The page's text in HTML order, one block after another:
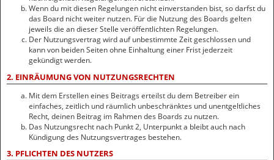
Wenn du mit diesen Regelungen nicht einverstanden bist, so darfst du
das Board nicht weiter nutzen. Für die Nutzung des Boards gelten
jeweils die an dieser Stelle veröffentlichten Regelungen.
Der Nutzungsvertrag wird auf unbestimmte Zeit geschlossen und
kann von beiden Seiten ohne Einhaltung einer Frist jederzeit
gekündigt werden.
2. EINRÄUMUNG VON NUTZUNGSRECHTEN
Mit dem Erstellen eines Beitrags erteilst du dem Betreiber ein
einfaches, zeitlich und räumlich unbeschränktes und unentgeltliches
Recht, deinen Beitrag im Rahmen des Boards zu nutzen.
Das Nutzungsrecht nach Punkt 2, Unterpunkt a bleibt auch nach
Kündigung des Nutzungsvertrages bestehen.
3. PFLICHTEN DES NUTZERS